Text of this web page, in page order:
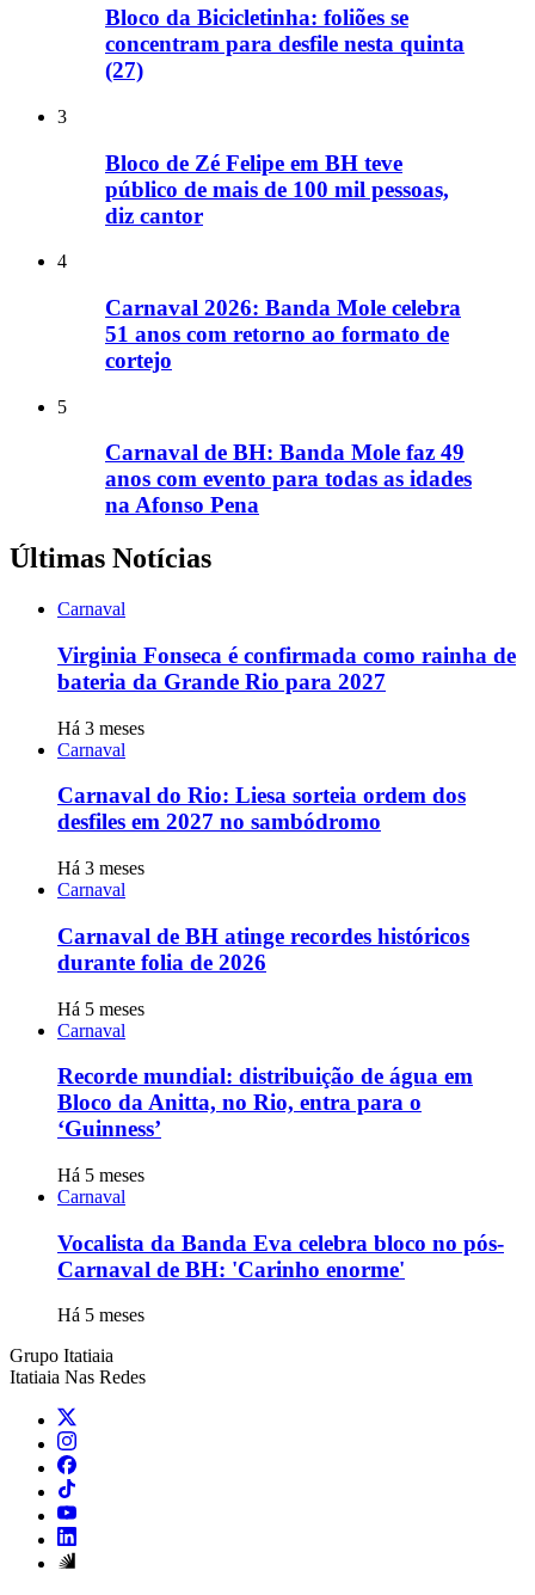
Bloco da Bicicletinha: foliões se
concentram para desfile nesta quinta
(27)
3
Bloco de Zé Felipe em BH teve
público de mais de 100 mil pessoas,
diz cantor
4
Carnaval 2026: Banda Mole celebra
51 anos com retorno ao formato de
cortejo
5
Carnaval de BH: Banda Mole faz 49
anos com evento para todas as idades
na Afonso Pena
Últimas Notícias
Carnaval
Virginia Fonseca é confirmada como rainha de
bateria da Grande Rio para 2027
Há 3 meses
Carnaval
Carnaval do Rio: Liesa sorteia ordem dos
desfiles em 2027 no sambódromo
Há 3 meses
Carnaval
Carnaval de BH atinge recordes históricos
durante folia de 2026
Há 5 meses
Carnaval
Recorde mundial: distribuição de água em
Bloco da Anitta, no Rio, entra para o
‘Guinness’
Há 5 meses
Carnaval
Vocalista da Banda Eva celebra bloco no pós-
Carnaval de BH: 'Carinho enorme'
Há 5 meses
Grupo Itatiaia
Itatiaia Nas Redes